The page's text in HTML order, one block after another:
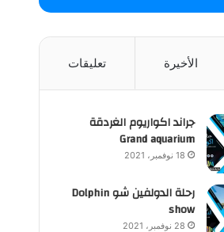
الأخيرة تعليقات
جراند اكواريوم الغردقة
Grand aquarium
18 نوفمبر، 2021
رحلة الدولفين شو Dolphin
show
28 نوفمبر، 2021